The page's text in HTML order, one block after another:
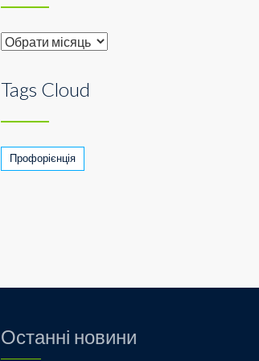
Archive
Tags Cloud
Профорієнція
Останні новини